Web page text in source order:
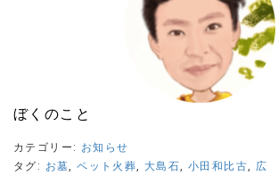
ぼくのこと
カテゴリー: お知らせ
タグ: お墓,ペット火葬, 大島石,小田和比古, 広